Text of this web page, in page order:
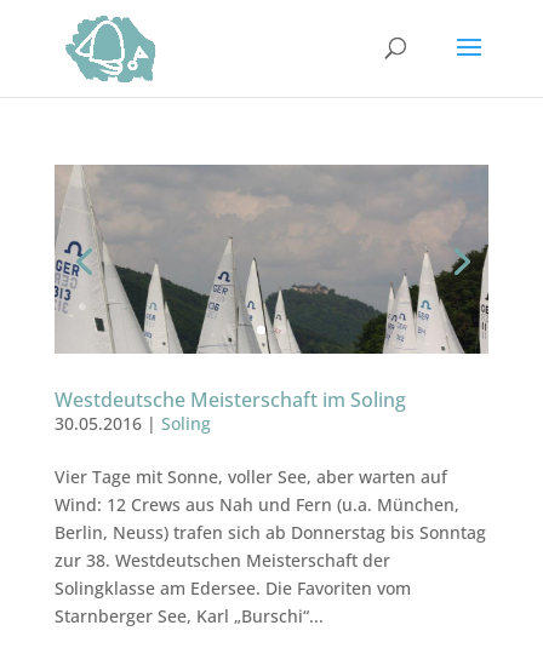
Westdeutsche Meisterschaft im Soling
30.05.2016| Soling
Vier Tage mit Sonne, voller See, aber warten auf
Wind: 12 Crews aus Nah und Fern (u.a. München,
Berlin, Neuss) trafen sich ab Donnerstag bis Sonntag
zur 38. Westdeutschen Meisterschaft der
Solingklasse am Edersee. Die Favoriten vom
Starnberger See, Karl „Burschi“...